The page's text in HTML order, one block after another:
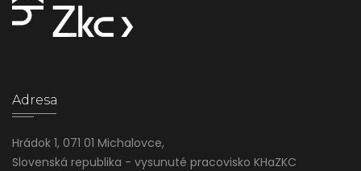
Adresa
Hrádok 1, 071 01 Michalovce,
Slovenská republika - vysunuté pracovisko KHaZKC